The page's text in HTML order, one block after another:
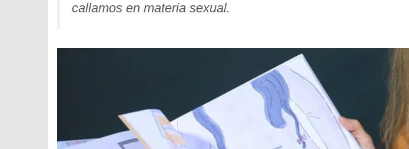
callamos en materia sexual.